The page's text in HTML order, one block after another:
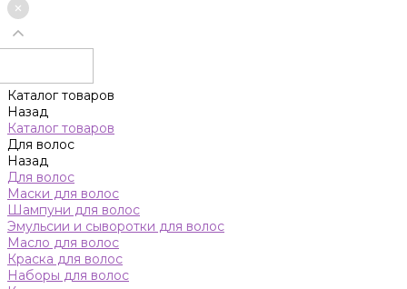
Каталог товаров
Назад
Каталог товаров
Для волос
Назад
Для волос
Маски для волос
Шампуни для волос
Эмульсии и сыворотки для волос
Масло для волос
Краска для волос
Наборы для волос